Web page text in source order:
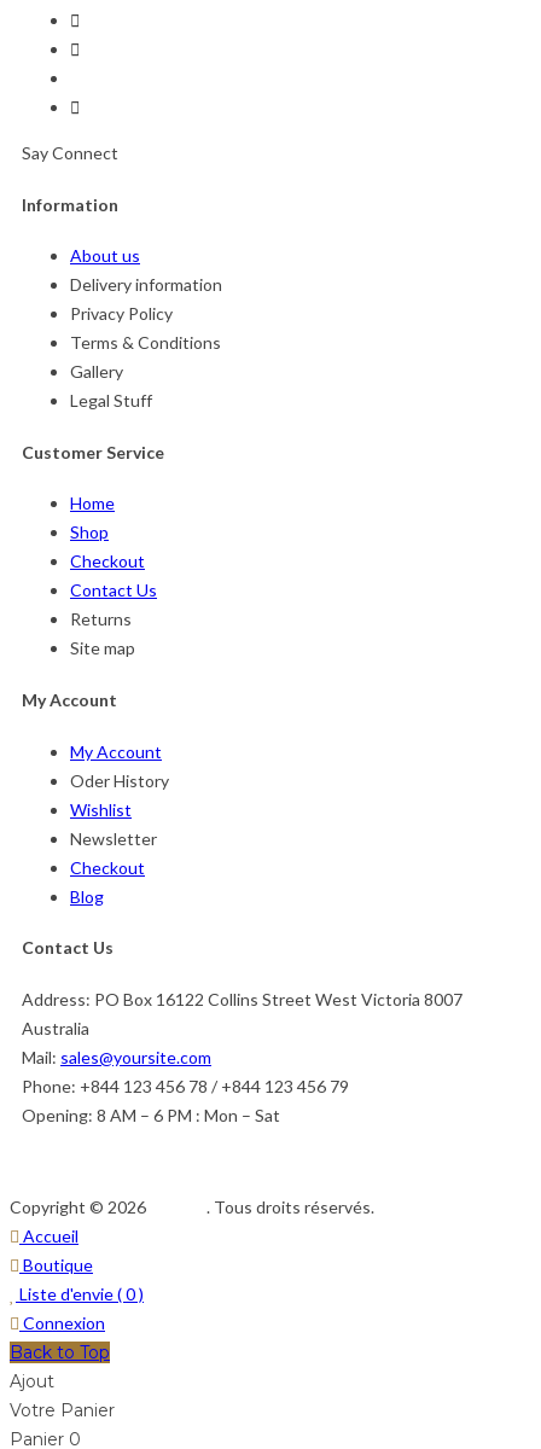
Say Connect
Information
About us
Delivery information
Privacy Policy
Terms & Conditions
Gallery
Legal Stuff
Customer Service
Home
Shop
Checkout
Contact Us
Returns
Site map
My Account
My Account
Oder History
Wishlist
Newsletter
Checkout
Blog
Contact Us
Address: PO Box 16122 Collins Street West Victoria 8007
Australia
Mail: sales@yoursite.com
Phone: +844 123 456 78 / +844 123 456 79
Opening: 8 AM – 6 PM : Mon – Sat
Copyright © 2026
. Tous droits réservés.
Accueil
Boutique
Liste d'envie (0)
Connexion
Back to Top
Ajout
Votre Panier
Panier 0